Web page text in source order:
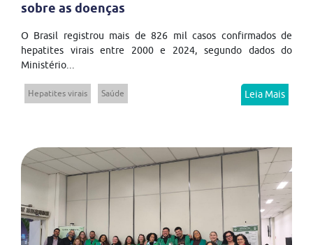
sobre as doenças
O Brasil registrou mais de 826 mil casos confirmados de
hepatites virais entre 2000 e 2024, segundo dados do
Ministério...
Hepatites virais Saúde Leia Mais